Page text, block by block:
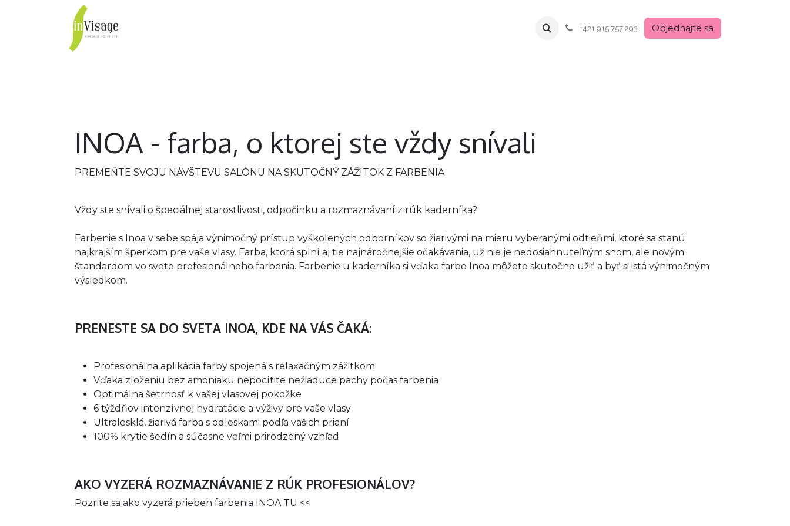
+421 915 757 293 Objednajte sa
INOA - farba, o ktorej ste vždy snívali
PREMEŇTE SVOJU NÁVŠTEVU SALÓNU NA SKUTOČNÝ ZÁŽITOK Z FARBENIA
Vždy ste snívali o špeciálnej starostlivosti, odpočinku a rozmaznávaní z rúk kaderníka?
Farbenie s Inoa v sebe spája výnimočný prístup vyškolených odborníkov so žiarivými na mieru vyberanými odtieňmi, ktoré sa stanú
najkrajším šperkom pre vaše vlasy. Farba, ktorá splní aj tie najnáročnejšie očakávania, už nie je nedosiahnuteľným snom, ale novým
štandardom vo svete profesionálneho farbenia. Farbenie u kaderníka si vďaka farbe Inoa môžete skutočne užiť a byť si istá výnimočným
výsledkom.
PRENESTE SA DO SVETA INOA, KDE NA VÁS ČAKÁ:
Profesionálna aplikácia farby spojená s relaxačným zážitkom
Vďaka zloženiu bez amoniaku nepocítite nežiaduce pachy počas farbenia
Optimálna šetrnosť k vašej vlasovej pokožke
6 týždňov intenzívnej hydratácie a výživy pre vaše vlasy
Ultralesklá, žiarivá farba s odleskami podľa vašich prianí
100% krytie šedín a súčasne veľmi prirodzený vzhľad
AKO VYZERÁ ROZMAZNÁVANIE Z RÚK PROFESIONÁLOV?
Pozrite sa ako vyzerá priebeh farbenia INOA TU <<